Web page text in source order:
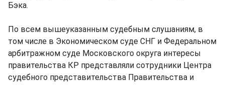
Бэка.
По всем вышеуказанным судебным слушаниям, в
том числе в Экономическом суде СНГ и Федеральном
арбитражном суде Московского округа интересы
правительства КР представляли сотрудники Центра
судебного представительства Правительства и